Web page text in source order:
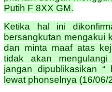
Putih F 8XX GM.
Ketika hal ini
bersangkutan mengakui
dan minta maaf atas
tidak akan
jangan dipublikasikan
lewat phonselnya (16/06/